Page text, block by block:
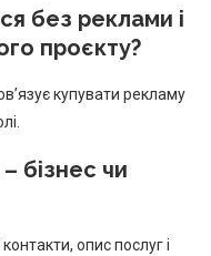
без реклами і
проєкту?
купувати рекламу
бізнес чи
опис послуг і